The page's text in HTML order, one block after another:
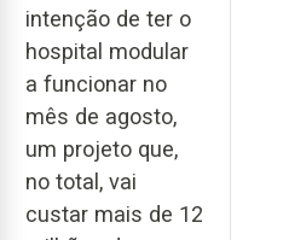
intenção de ter o
hospital modular
a funcionar no
mês de agosto,
um projeto que,
no total, vai
custar mais de 12